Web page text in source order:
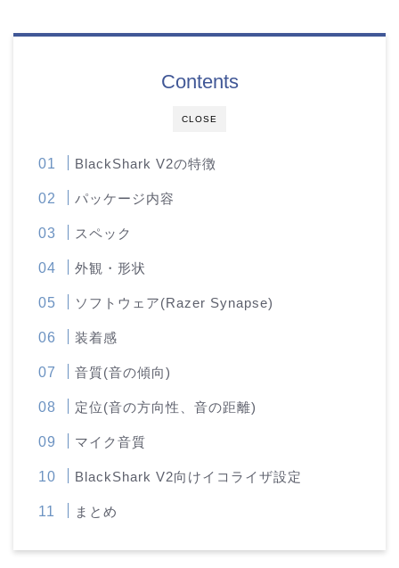
CLOSE
Contents
BlackShark V2の特徴
パッケージ内容
スペック
外観・形状
ソフトウェア(Razer Synapse)
装着感
音質(音の傾向)
定位(音の方向性、音の距離)
マイク音質
BlackShark V2向けイコライザ設定
まとめ